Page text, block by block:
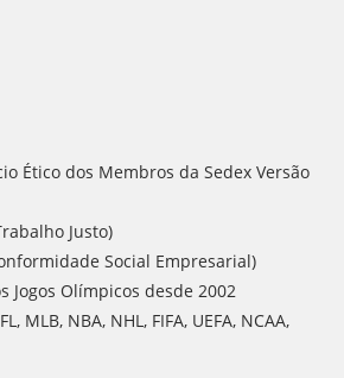
Ético dos Membros da Sedex Versão
Justo)
Social Empresarial)
Jogos Olímpicos desde 2002
MLB, NBA, NHL, FIFA, UEFA, NCAA,